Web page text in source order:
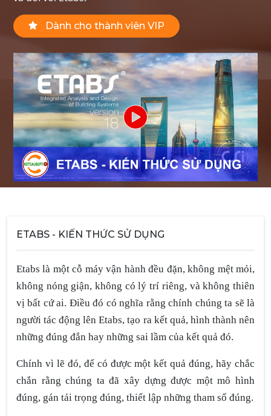
Dành cho thành viên VIP
ETABS - KIẾN THỨC SỬ DỤNG
Etabs là một cỗ máy vận hành đều đặn, không mệt mỏi,
không nóng giận, không có lý trí riêng, và không thiên
vị bất cứ ai. Điều đó có nghĩa rằng chính chúng ta sẽ là
người tác động lên Etabs, tạo ra kết quả, hình thành nên
những đúng đắn hay những sai lầm của kết quả đó.
Chính vì lẽ đó, để có được một kết quả đúng, hãy chắc
chắn rằng chúng ta đã xây dựng được một mô hình
đúng, gán tải trọng đúng, thiết lập những tham số đúng.